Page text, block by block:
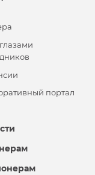
глазами
портал